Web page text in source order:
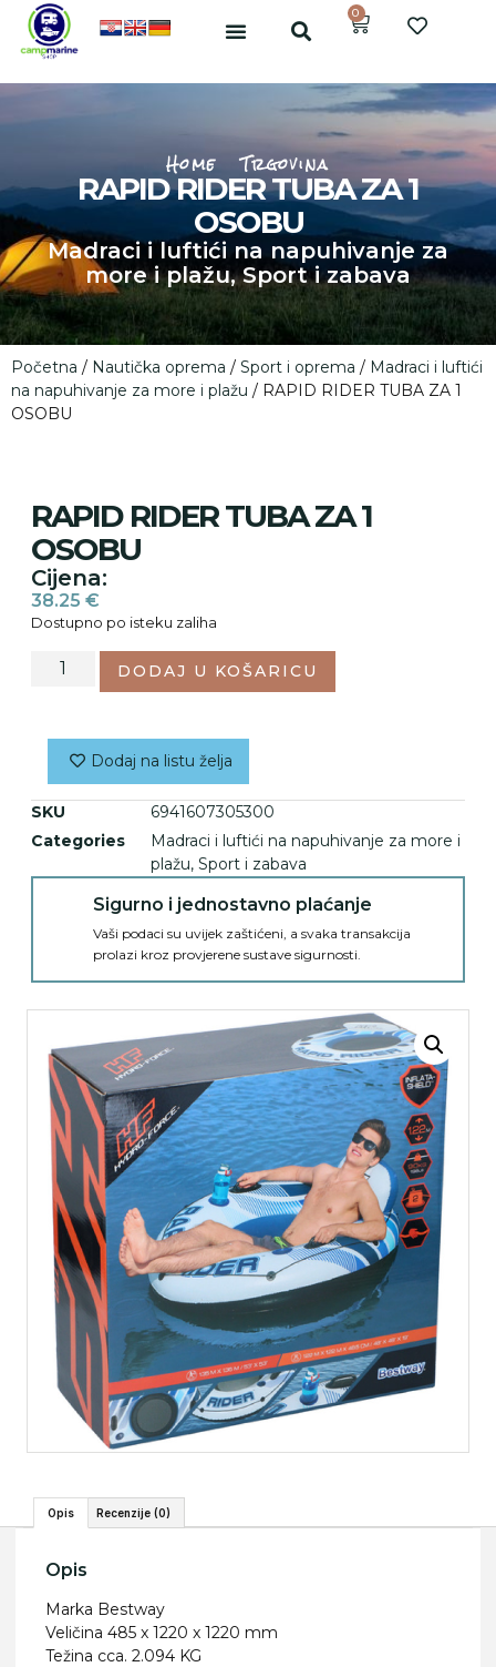
0
Home Trgovina
RAPID RIDER TUBA ZA 1
OSOBU
Madraci i luftići na napuhivanje za
more i plažu,Sport i zabava
Početna / Nautička oprema / Sport i oprema / Madraci i luftići
na napuhivanje za more i plažu / RAPID RIDER TUBA ZA 1
OSOBU
RAPID RIDER TUBA ZA 1
OSOBU
Cijena:
38.25 €
Dostupno po isteku zaliha
DODAJ U KOŠARICU
Dodaj na listu želja
SKU
6941607305300
Categories
Madraci i luftići na napuhivanje za more i
plažu, Sport i zabava
Sigurno i jednostavno plaćanje
Vaši podaci su uvijek zaštićeni, a svaka transakcija
prolazi kroz provjerene sustave sigurnosti.
Opis Recenzije (0)
Opis
Marka Bestway
Veličina 485 x 1220 x 1220 mm
Težina cca. 2.094 KG